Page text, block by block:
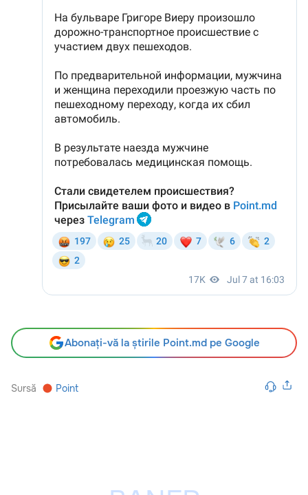
Abonați-vă la știrile Point.md pe Google
Sursă Point